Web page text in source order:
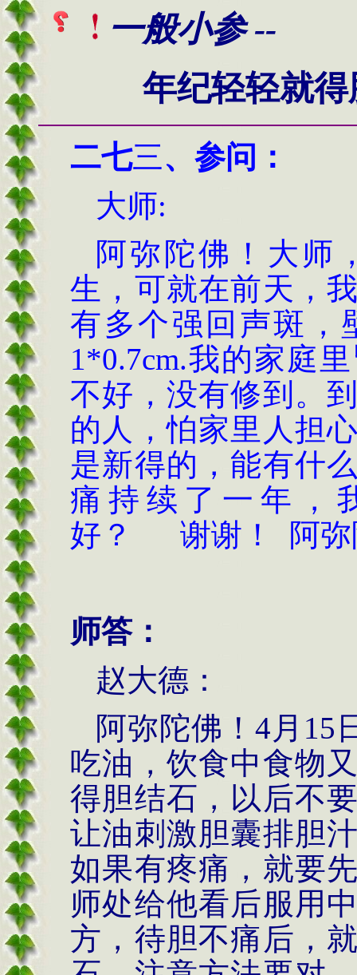
一般小参 --
年纪轻轻就
二七三、 参问 ：
大师:
阿弥陀佛！大师
生，可就在前天，
有多个强回声斑，
1*0.7cm.我的家庭
不好，没有修到。
的人，怕家里人担
是新得的，能有什
痛持续了一年，
好？ 谢谢！
阿
师答：
赵大德：
阿弥陀佛！4月15
吃油，饮食中食物
得胆结石，以后不
让油刺激胆囊排胆
如果有疼痛，就要
师处给他看后服用
方，待胆不痛后，